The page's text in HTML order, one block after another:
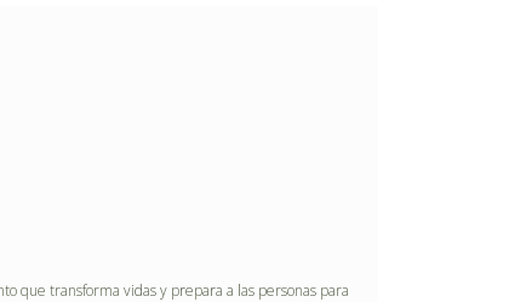
que transforma vidas y prepara a las personas para